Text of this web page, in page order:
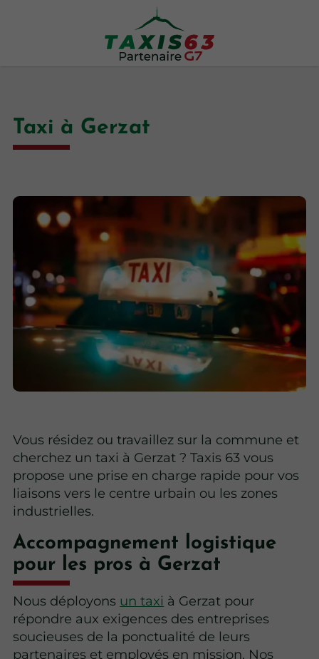
Taxi à Gerzat
Vous résidez ou travaillez sur la commune et
cherchez un taxi à Gerzat ? Taxis 63 vous
propose une prise en charge rapide pour vos
liaisons vers le centre urbain ou les zones
industrielles.
Accompagnement logistique
pour les pros à Gerzat
Nous déployons un taxi à Gerzat pour
répondre aux exigences des entreprises
soucieuses de la ponctualité de leurs
partenaires et employés en mission. Nos